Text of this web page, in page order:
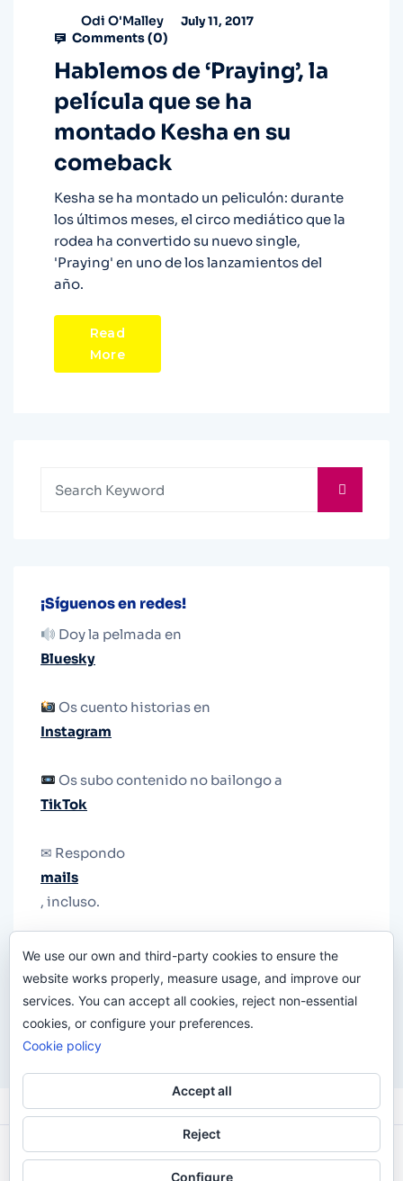
Odi O'Malley July 11, 2017
Comments (0)
Hablemos de ‘Praying’, la
película que se ha
montado Kesha en su
comeback
Kesha se ha montado un peliculón: durante
los últimos meses, el circo mediático que la
rodea ha convertido su nuevo single,
'Praying' en uno de los lanzamientos del
año.
Read
More
¡Síguenos en redes!
Doy la pelmada en
Bluesky
Os cuento historias en
Instagram
Os subo contenido no bailongo a
TikTok
✉ Respondo
mails
, incluso.
le quiten el teléfono.
Odi O'Malley © 2016-2025. Todos Los Derechos
We use our own and third-party cookies to ensure the
website works properly, measure usage, and improve our
services. You can accept all cookies, reject non-essential
cookies, or configure your preferences.
Cookie policy
Accept all
Reject
Configure